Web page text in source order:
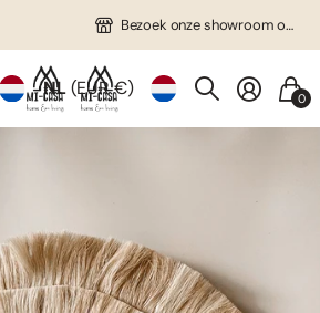
Bezoek onze showroom op afspraak!
NL(EUR €) 0